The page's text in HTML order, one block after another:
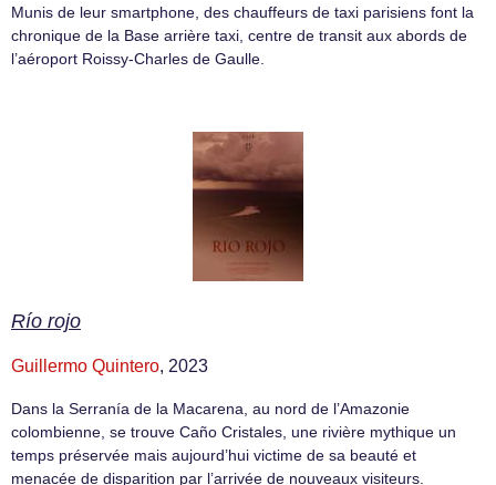
Munis de leur smartphone, des chauffeurs de taxi parisiens font la
chronique de la Base arrière taxi, centre de transit aux abords de
l’aéroport Roissy-Charles de Gaulle.
Río rojo
Guillermo Quintero, 2023
Dans la Serranía de la Macarena, au nord de l’Amazonie
colombienne, se trouve Caño Cristales, une rivière mythique un
temps préservée mais aujourd’hui victime de sa beauté et
menacée de disparition par l’arrivée de nouveaux visiteurs.